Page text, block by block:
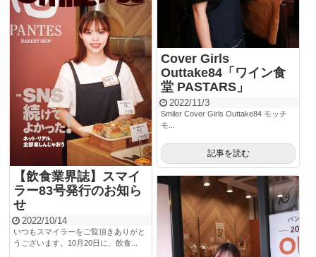
Cover Girls
Outtake84「ワイン食
堂 PASTARS」
2022/11/3
Smiler Cover Girls Outtake84 モッチ
モ...
記事を読む
【飲食業界誌】スマイ
ラー83号発行のお知ら
せ
2022/10/14
いつもスマイラーをご覧頂きありがと
うございます。10月20日に、飲食...